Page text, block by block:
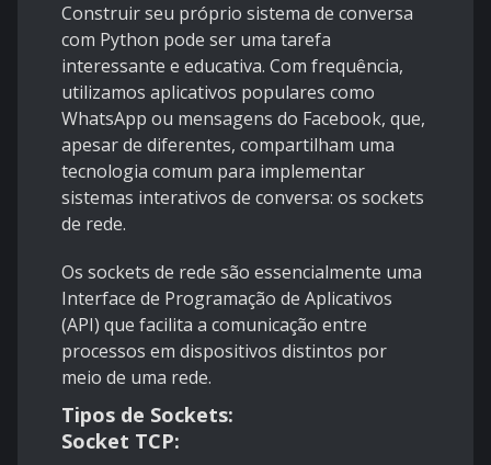
Construir seu próprio sistema de conversa
com Python pode ser uma tarefa
interessante e educativa. Com frequência,
utilizamos aplicativos populares como
WhatsApp ou mensagens do Facebook, que,
apesar de diferentes, compartilham uma
tecnologia comum para implementar
sistemas interativos de conversa: os sockets
de rede.
Os sockets de rede são essencialmente uma
Interface de Programação de Aplicativos
(API) que facilita a comunicação entre
processos em dispositivos distintos por
meio de uma rede.
Tipos de Sockets:
Socket TCP: